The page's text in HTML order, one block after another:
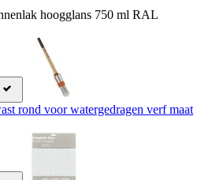
hoogglans 750 ml RAL
rond voor watergedragen verf maat